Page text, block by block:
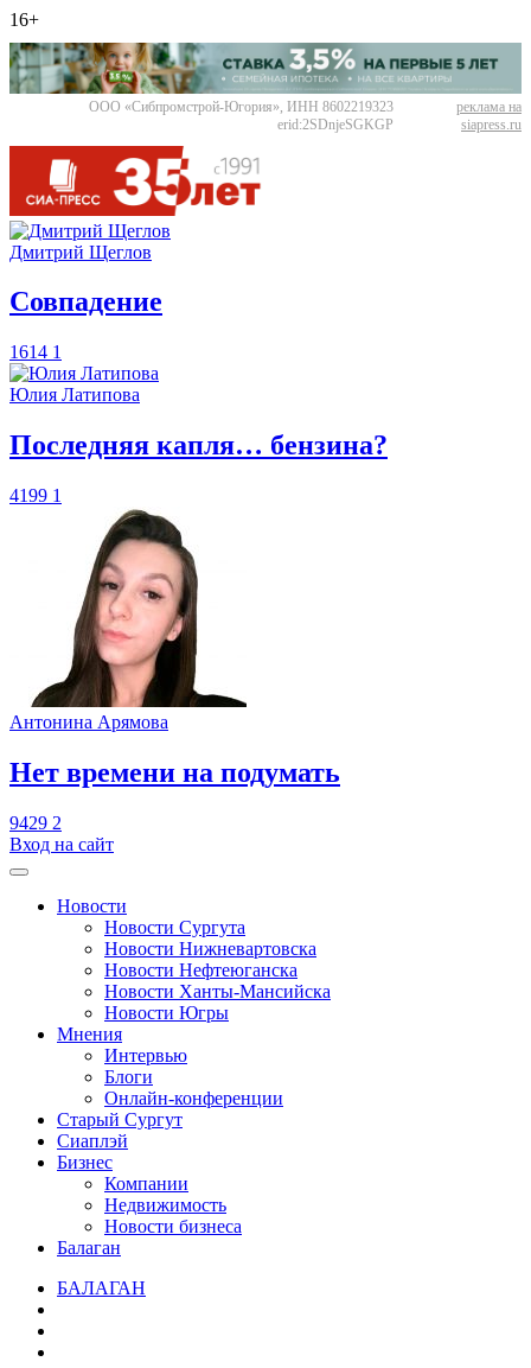
16+
ООО «Сибпромстрой-Югория», ИНН 8602219323
erid:2SDnjeSGKGP
реклама на
siapress.ru
Дмитрий Щеглов
​Совпадение
1614 1
Юлия Латипова
​Последняя капля… бензина?
4199 1
Антонина Арямова
​Нет времени на подумать
9429 2
Вход на сайт
Новости
Новости Сургута
Новости Нижневартовска
Новости Нефтеюганска
Новости Ханты-Мансийска
Новости Югры
Мнения
Интервью
Блоги
Онлайн-конференции
Старый Сургут
Сиаплэй
Бизнес
Компании
Недвижимость
Новости бизнеса
Балаган
БАЛАГАН